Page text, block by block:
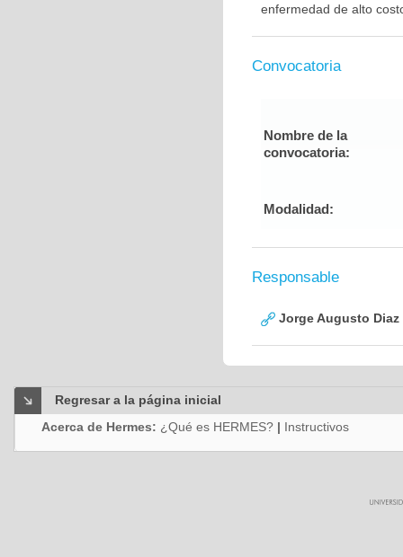
enfermedad de alto
Convocatoria
Nombre de la
convocatoria:
Modalidad:
Responsable
Jorge Augusto Diaz
Regresar a la página inicial
Acerca de Hermes: ¿Qué es HERMES? | Instructivos